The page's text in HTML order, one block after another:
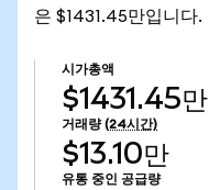
은 $1431.45만입니다.
시가총액
$1431.45만
거래량 (24시간)
$13.10만
유통 중인 공급량